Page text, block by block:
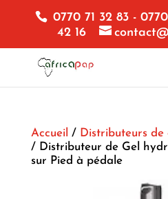
0770 71 32 83 -
42 16
Accueil / Distributeurs
/ Distributeur de Gel
sur Pied à pédale